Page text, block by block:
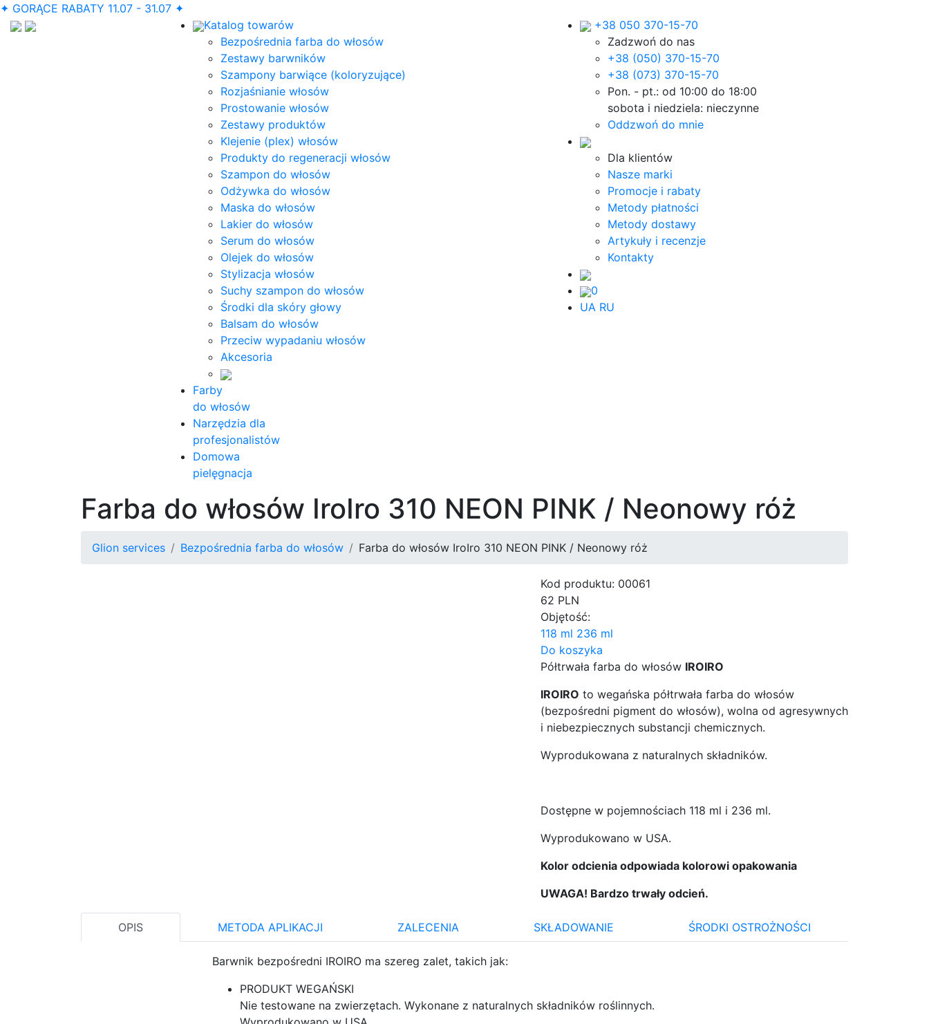
✦ GORĄCE RABATY 11.07 - 31.07 ✦
Katalog towarów
Bezpośrednia farba do włosów
Zestawy barwników
Szampony barwiące (koloryzujące)
Rozjaśnianie włosów
Prostowanie włosów
Zestawy produktów
Klejenie (plex) włosów
Produkty do regeneracji włosów
Szampon do włosów
Odżywka do włosów
Maska do włosów
Lakier do włosów
Serum do włosów
Olejek do włosów
Stylizacja włosów
Suchy szampon do włosów
Środki dla skóry głowy
Balsam do włosów
Przeciw wypadaniu włosów
Akcesoria
Farby
do włosów
Narzędzia dla
profesjonalistów
Domowa
pielęgnacja
+38 050 370-15-70
Zadzwoń do nas
+38 (050) 370-15-70
+38 (073) 370-15-70
Pon. - pt.: od 10:00 do 18:00
sobota i niedziela: nieczynne
Oddzwoń do mnie
Dla klientów
Nasze marki
Promocje i rabaty
Metody płatności
Metody dostawy
Artykuły i recenzje
Kontakty
0
UA RU
Farba do włosów IroIro 310 NEON PINK / Neonowy róż
Glion services Bezpośrednia farba do włosów Farba do włosów IroIro 310 NEON PINK / Neonowy róż
Kod produktu: 00061
62 PLN
Objętość:
118 ml 236 ml
Do koszyka
Półtrwała farba do włosów IROIRO
IROIRO to wegańska półtrwała farba do włosów
(bezpośredni pigment do włosów), wolna od agresywnych
i niebezpiecznych substancji chemicznych.
Wyprodukowana z naturalnych składników.
Dostępne w pojemnościach 118 ml i 236 ml.
Wyprodukowano w USA.
Kolor odcienia odpowiada kolorowi opakowania
UWAGA! Bardzo trwały odcień.
OPIS METODA APLIKACJI ZALECENIA SKŁADOWANIE ŚRODKI OSTROŻNOŚCI
Barwnik bezpośredni IROIRO ma szereg zalet, takich jak:
PRODUKT WEGAŃSKI
Nie testowane na zwierzętach. Wykonane z naturalnych składników roślinnych.